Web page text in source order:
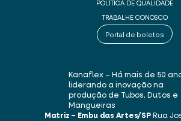
POLÍTICA DE QUALIDADE
TRABALHE CONOSCO
Portal de boletos
Kanaflex – Há mais de 50
liderando a inovação na
produção de Tubos, Dutos e
Mangueiras
Matriz – Embu das Artes/SPRua